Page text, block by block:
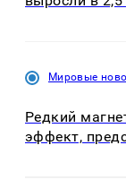
Мировые
Редкий
эффект,